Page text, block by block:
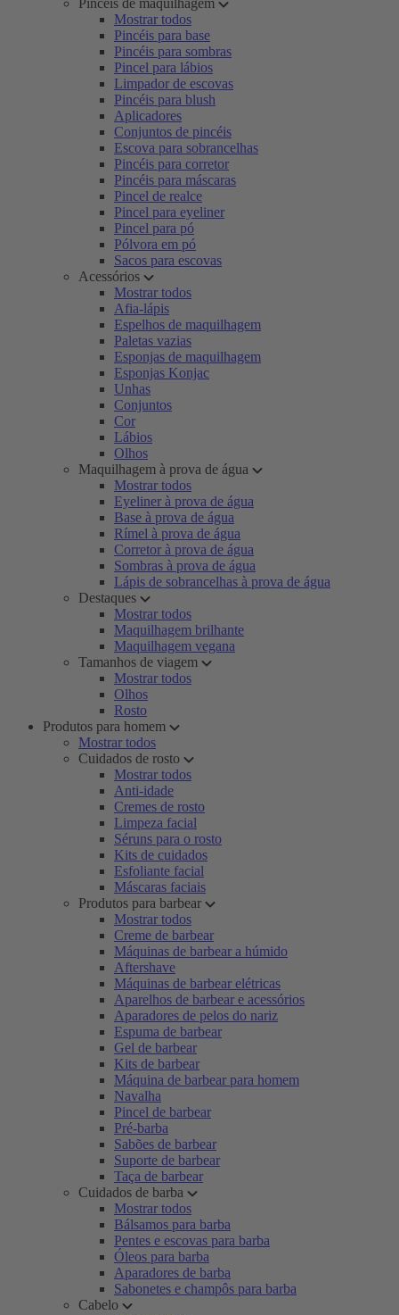
Pincéis de maquilhagem
Mostrar todos
Pincéis para base
Pincéis para sombras
Pincel para lábios
Limpador de escovas
Pincéis para blush
Aplicadores
Conjuntos de pincéis
Escova para sobrancelhas
Pincéis para corretor
Pincéis para máscaras
Pincel de realce
Pincel para eyeliner
Pincel para pó
Pólvora em pó
Sacos para escovas
Acessórios
Mostrar todos
Afia-lápis
Espelhos de maquilhagem
Paletas vazias
Esponjas de maquilhagem
Esponjas Konjac
Unhas
Conjuntos
Cor
Lábios
Olhos
Maquilhagem à prova de água
Mostrar todos
Eyeliner à prova de água
Base à prova de água
Rímel à prova de água
Corretor à prova de água
Sombras à prova de água
Lápis de sobrancelhas à prova de água
Destaques
Mostrar todos
Maquilhagem brilhante
Maquilhagem vegana
Tamanhos de viagem
Mostrar todos
Olhos
Rosto
Produtos para homem
Mostrar todos
Cuidados de rosto
Mostrar todos
Anti-idade
Cremes de rosto
Limpeza facial
Séruns para o rosto
Kits de cuidados
Esfoliante facial
Máscaras faciais
Produtos para barbear
Mostrar todos
Creme de barbear
Máquinas de barbear a húmido
Aftershave
Máquinas de barbear elétricas
Aparelhos de barbear e acessórios
Aparadores de pelos do nariz
Espuma de barbear
Gel de barbear
Kits de barbear
Máquina de barbear para homem
Navalha
Pincel de barbear
Pré-barba
Sabões de barbear
Suporte de barbear
Taça de barbear
Cuidados de barba
Mostrar todos
Bálsamos para barba
Pentes e escovas para barba
Óleos para barba
Aparadores de barba
Sabonetes e champôs para barba
Cabelo